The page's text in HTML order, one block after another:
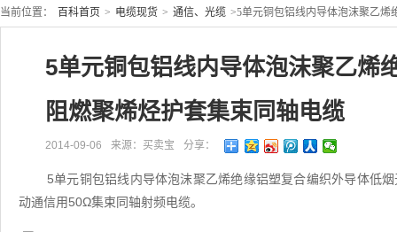
当前位置： 百科首页 > 电缆现货 > 通信、光缆 >5单元铜包铝线内导体泡沫聚乙烯
5单元铜包铝线内导体泡沫聚乙烯
阻燃聚烯烃护套集束同轴电缆
2014-09-06 来源：买卖宝 分享：
5单元铜包铝线内导体泡沫聚乙烯绝缘铝塑复合编织外导体低
动通信用50Ω集束同轴射频电缆。